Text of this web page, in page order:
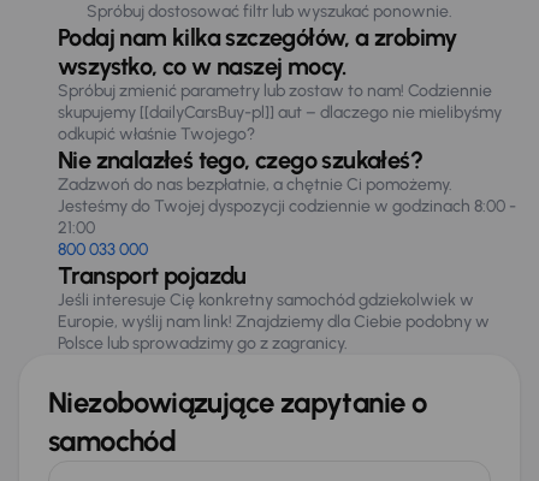
Spróbuj dostosować filtr lub wyszukać ponownie.
Podaj nam kilka szczegółów, a zrobimy
wszystko, co w naszej mocy.
Spróbuj zmienić parametry lub zostaw to nam! Codziennie
skupujemy [[dailyCarsBuy-pl]] aut – dlaczego nie mielibyśmy
odkupić właśnie Twojego?
Nie znalazłeś tego, czego szukałeś?
Zadzwoń do nas bezpłatnie, a chętnie Ci pomożemy.
Jesteśmy do Twojej dyspozycji codziennie w godzinach 8:00 -
21:00
800 033 000
Transport pojazdu
Jeśli interesuje Cię konkretny samochód gdziekolwiek w
Europie, wyślij nam link! Znajdziemy dla Ciebie podobny w
Polsce lub sprowadzimy go z zagranicy.
Niezobowiązujące zapytanie o
samochód